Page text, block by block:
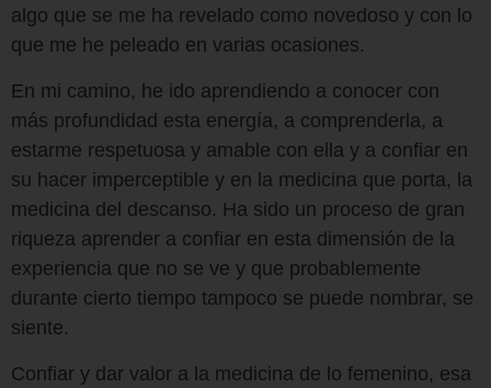
algo que se me ha revelado como novedoso y con lo
que me he peleado en varias ocasiones.
En mi camino, he ido aprendiendo a conocer con
más profundidad esta energía, a comprenderla, a
estarme respetuosa y amable con ella y a confiar en
su hacer imperceptible y en la medicina que porta, la
medicina del descanso. Ha sido un proceso de gran
riqueza aprender a confiar en esta dimensión de la
experiencia que no se ve y que probablemente
durante cierto tiempo tampoco se puede nombrar, se
siente.
Confiar y dar valor a la medicina de lo femenino, esa